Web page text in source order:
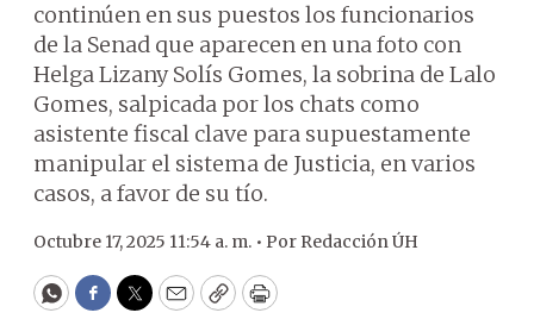
continúen en sus puestos los funcionarios
de la Senad que aparecen en una foto con
Helga Lizany Solís Gomes, la sobrina de Lalo
Gomes, salpicada por los chats como
asistente fiscal clave para supuestamente
manipular el sistema de Justicia, en varios
casos, a favor de su tío.
Octubre 17, 2025 11:54 a. m. • Por Redacción ÚH
WhatsApp
Facebook
Twitter
EmailCopyPrint